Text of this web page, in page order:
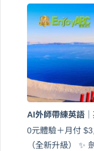
AI外師帶練英語
0元體驗＋月付
（全新升級） ✨